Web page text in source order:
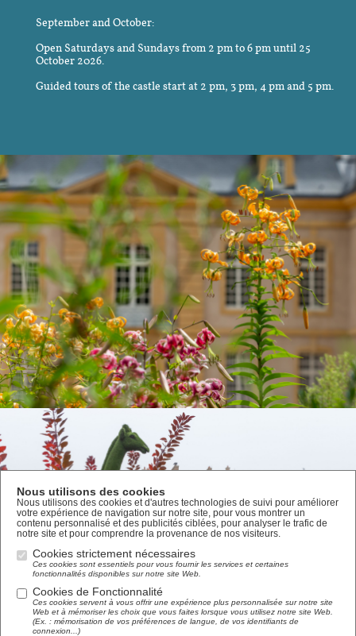
September and October:
Open Saturdays and Sundays from 2 pm to 6 pm until 25
October 2026.
Guided tours of the castle start at 2 pm, 3 pm, 4 pm and 5 pm.
Nous utilisons des cookies
Nous utilisons des cookies et d'autres technologies de suivi pour améliorer
votre expérience de navigation sur notre site, pour vous montrer un
contenu personnalisé et des publicités ciblées, pour analyser le trafic de
notre site et pour comprendre la provenance de nos visiteurs.
Cookies strictement nécessaires
Ces cookies sont essentiels pour vous fournir les services et certaines
fonctionnalités disponibles sur notre site Web.
Cookies de Fonctionnalité
Ces cookies servent à vous offrir une expérience plus personnalisée sur notre site
Web et à mémoriser les choix que vous faites lorsque vous utilisez notre site Web.
(Ex. : mémorisation de vos préférences de langue, de vos identifiants de
connexion...)